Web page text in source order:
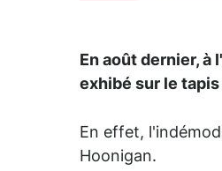
En août dernier,
exhibé sur le
En effet,
Hoonigan.